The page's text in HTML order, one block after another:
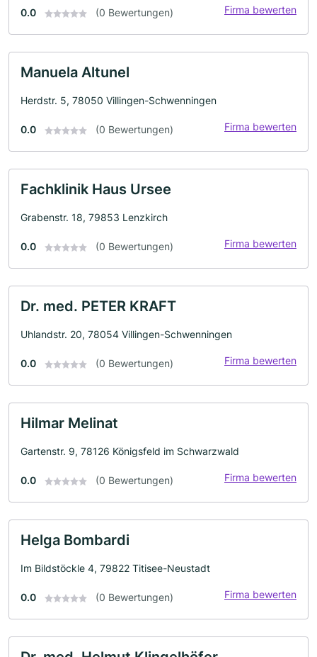
0.0 (0 Bewertungen) Firma bewerten
Manuela Altunel
Herdstr. 5, 78050 Villingen-Schwenningen
0.0 (0 Bewertungen) Firma bewerten
Fachklinik Haus Ursee
Grabenstr. 18, 79853 Lenzkirch
0.0 (0 Bewertungen) Firma bewerten
Dr. med. PETER KRAFT
Uhlandstr. 20, 78054 Villingen-Schwenningen
0.0 (0 Bewertungen) Firma bewerten
Hilmar Melinat
Gartenstr. 9, 78126 Königsfeld im Schwarzwald
0.0 (0 Bewertungen) Firma bewerten
Helga Bombardi
Im Bildstöckle 4, 79822 Titisee-Neustadt
0.0 (0 Bewertungen) Firma bewerten